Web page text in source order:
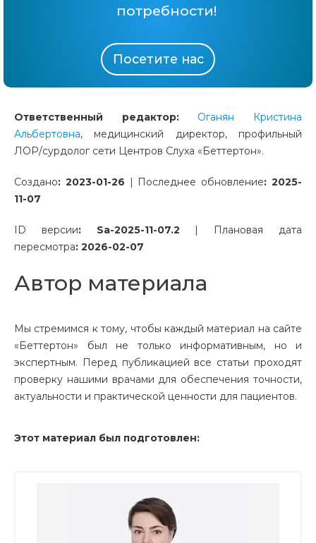
потребности!
Посетите нас
Ответственный редактор:Оганян Кристина
Альбертовна, медицинский директор, профильный
ЛОР/сурдолог сети Центров Слуха «Беттертон».
Создано: 2023-01-26 | Последнее обновление: 2025-
11-07
ID версии: Sa-2025-11-07.2 | Плановая дата
пересмотра: 2026-02-07
Автор материала
Мы стремимся к тому, чтобы каждый материал на сайте
«Беттертон» был не только информативным, но и
экспертным. Перед публикацией все статьи проходят
проверку нашими врачами для обеспечения точности,
актуальности и практической ценности для пациентов.
Этот материал был подготовлен: